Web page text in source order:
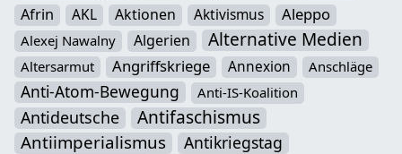
Afrin AKL Aktionen Aktivismus Aleppo
Alexej Nawalny Algerien Alternative Medien
Altersarmut Angriffskriege Annexion Anschläge
Anti-Atom-Bewegung Anti-IS-Koalition
Antideutsche Antifaschismus
Antiimperialismus Antikriegstag